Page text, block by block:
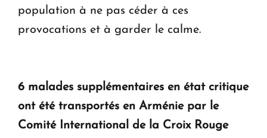
population à ne pas céder à ces
provocations et à garder le calme.
6 malades supplémentaires en état critique
ont été transportés en Arménie par le
Comité International de la Croix Rouge